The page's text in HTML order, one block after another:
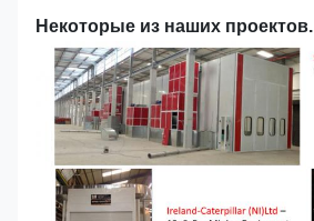
Некоторые из наших проектов.